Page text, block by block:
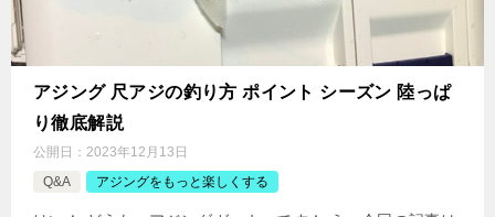
アジング 尺アジの釣り方 ポイント シーズン 陸っぱ
り徹底解説
公開日： 2023年12月13日
Q&A
アジングをもっと楽しくする